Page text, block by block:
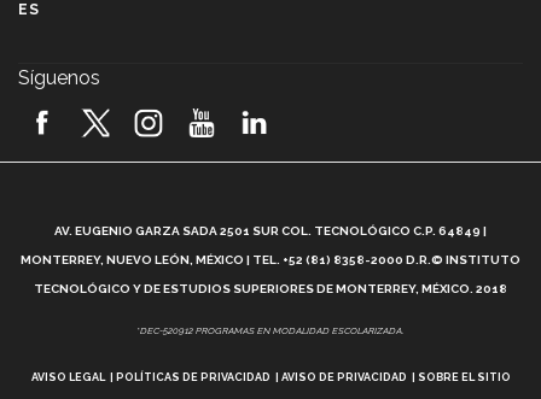
2026! (video)
¿Cómo es el Modelo Educativo Tec? (video)
Vida Tec: Feminismo e Inteligencia Artificial, Paola
ES
Síguenos
AV. EUGENIO GARZA SADA 2501 SUR COL. TECNOLÓGICO C.P. 64849 |
MONTERREY, NUEVO LEÓN, MÉXICO | TEL. +52 (81) 8358-2000 D.R.© INSTITUTO
TECNOLÓGICO Y DE ESTUDIOS SUPERIORES DE MONTERREY, MÉXICO. 2018
*DEC-520912 PROGRAMAS EN MODALIDAD ESCOLARIZADA.
AVISO LEGAL POLÍTICAS DE PRIVACIDAD AVISO DE PRIVACIDAD SOBRE EL SITIO